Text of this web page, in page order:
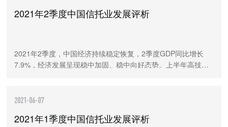
2021年2季度中国信托业发展评析
2021年2季度，中国经济持续稳定恢复，2季度GDP同比增长
7.9%，经济发展呈现稳中加固、稳中向好态势。上半年高技术
类与通道业务继续压缩，房地产信托规模得到有力管控，资金
投资快速发展，主要得益于证券市场信托的持续发展，信托资
2021-06-07
2021年1季度中国信托业发展评析